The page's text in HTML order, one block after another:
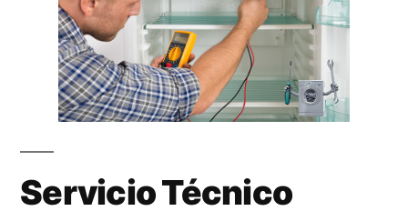
Servicio Técnico